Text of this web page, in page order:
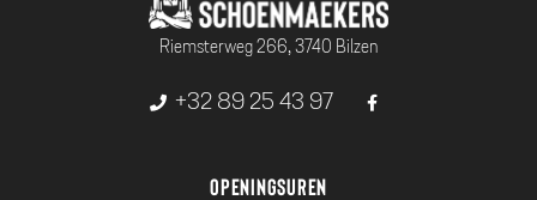
Riemsterweg 266, 3740 Bilzen
+32 89 25 43 97
Openingsuren